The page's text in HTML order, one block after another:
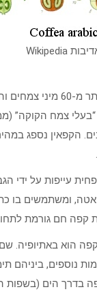
הקפאין עצמו נמצא
צמח הקוקה”
הקפאין נספג
עייפות על ידי
ומשתמשים בו
קפה חם גורמת
למקומות נוספים,
בדרך הים (בשפות